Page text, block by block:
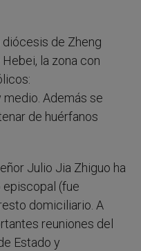
de Zheng
la zona con
Además se
de huérfanos
Julio Jia Zhiguo ha
(fue
domiciliario. A
reuniones del
Estado y